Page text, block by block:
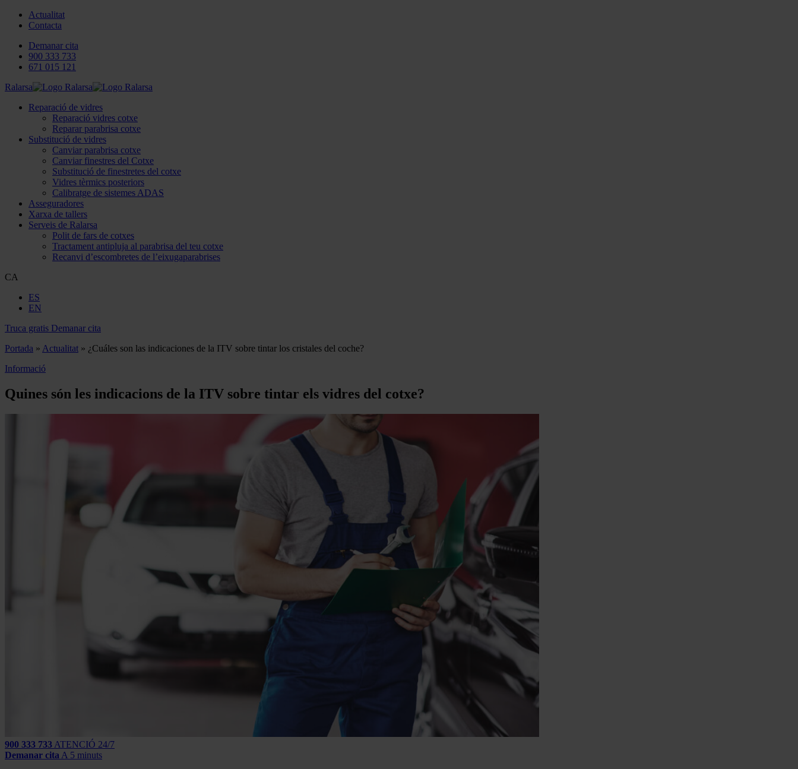
Actualitat
Contacta
Demanar cita
900 333 733
671 015 121
Ralarsa
Reparació de vidres
Reparació vidres cotxe
Reparar parabrisa cotxe
Substitució de vidres
Canviar parabrisa cotxe
Canviar finestres del Cotxe
Substitució de finestretes del cotxe
Vidres tèrmics posteriors
Calibratge de sistemes ADAS
Asseguradores
Xarxa de tallers
Serveis de Ralarsa
Polit de fars de cotxes
Tractament antipluja al parabrisa del teu cotxe
Recanvi d’escombretes de l’eixugaparabrises
CA
ES
EN
Truca gratis Demanar cita
Portada » Actualitat » ¿Cuáles son las indicaciones de la ITV sobre tintar los cristales del coche?
Informació
Quines són les indicacions de la ITV sobre tintar els vidres del cotxe?
900 333 733 ATENCIÓ 24/7
Demanar cita A 5 minuts